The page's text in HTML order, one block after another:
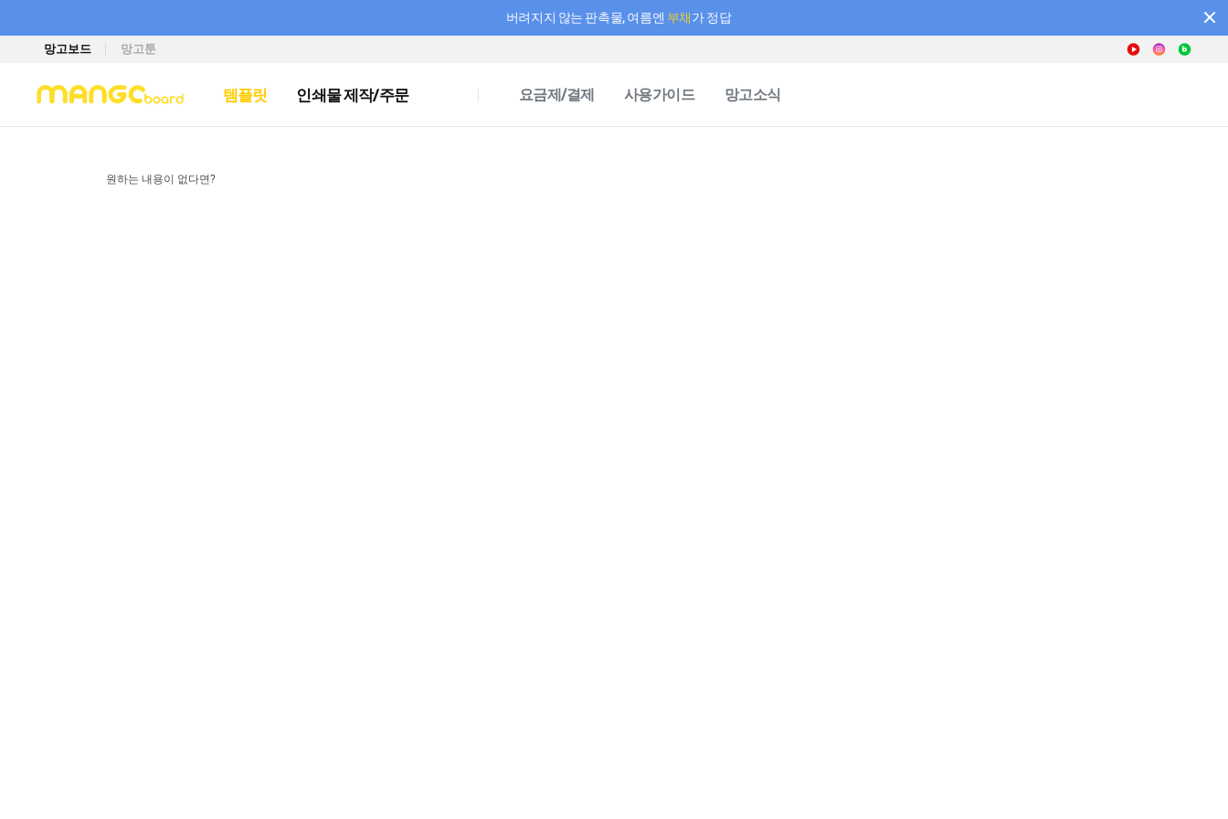
버려지지 않는 판촉물, 여름엔 부채가 정답
망고보드 망고툰
템플릿 인쇄물 제작/주문 요금제/결제 사용가이드 망고소식
원하는 내용이 없다면?